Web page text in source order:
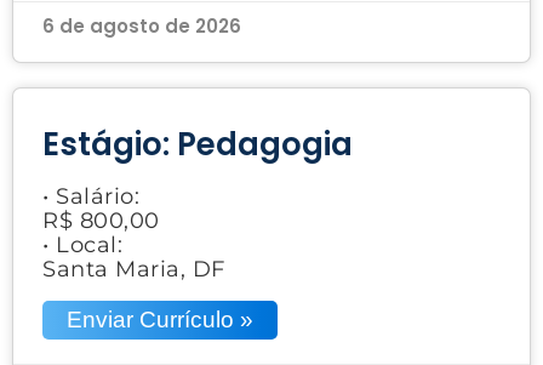
6 de agosto de 2026
Estágio: Pedagogia
• Salário:
R$ 800,00
• Local:
Santa Maria, DF
Enviar Currículo »